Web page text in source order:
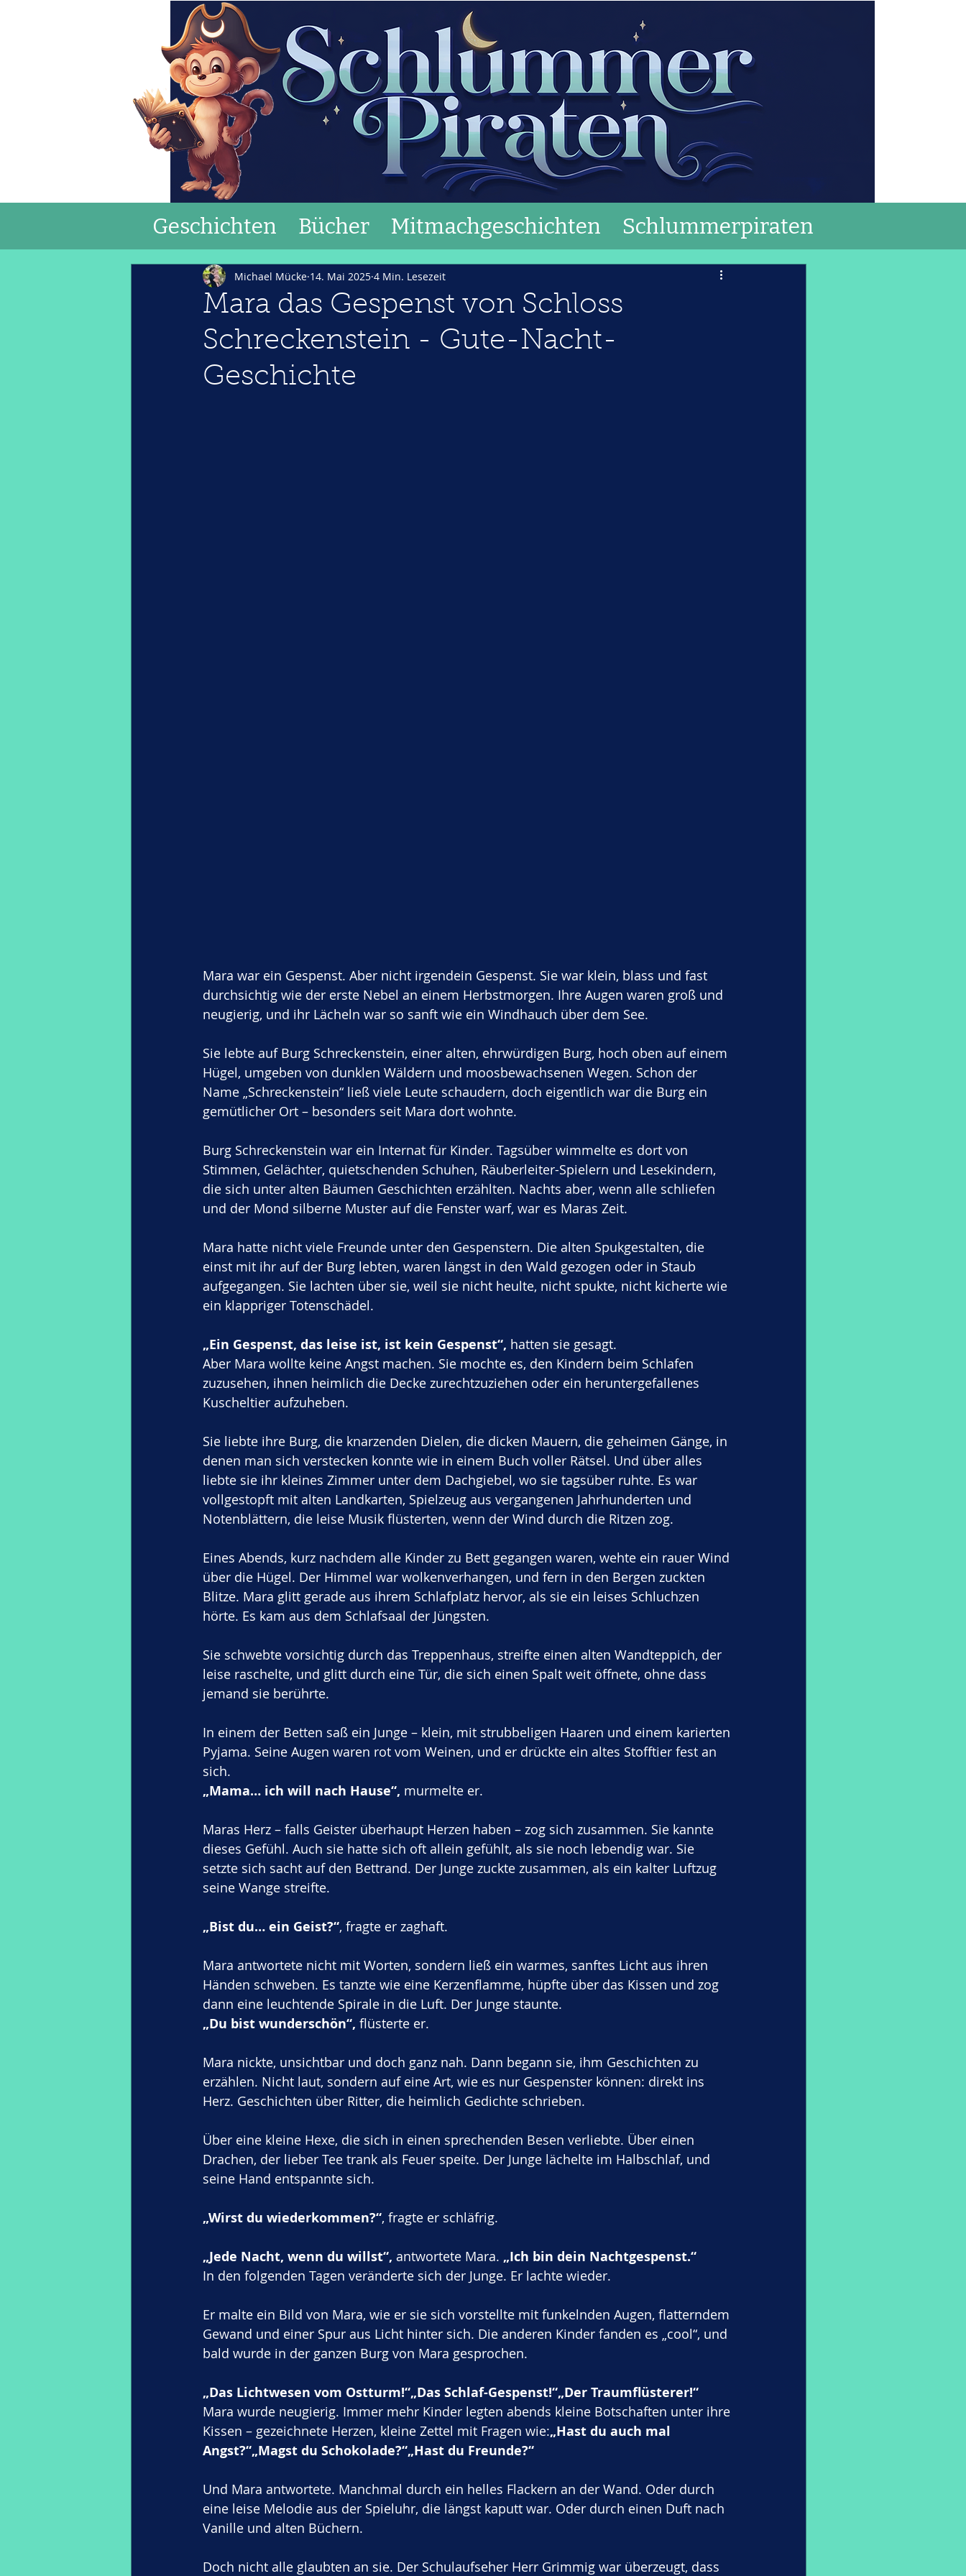
Geschichten Bücher Mitmachgeschichten Schlummerpiraten
Mara das Gespenst von Schloss
Schreckenstein - Gute-Nacht-
Geschichte
Michael Mücke 14. Mai 2025 4 Min. Lesezeit
Mara war ein Gespenst. Aber nicht irgendein Gespenst. Sie war klein, blass und fast
durchsichtig wie der erste Nebel an einem Herbstmorgen. Ihre Augen waren groß und
neugierig, und ihr Lächeln war so sanft wie ein Windhauch über dem See.
Sie lebte auf Burg Schreckenstein, einer alten, ehrwürdigen Burg, hoch oben auf einem
Hügel, umgeben von dunklen Wäldern und moosbewachsenen Wegen. Schon der
Name „Schreckenstein“ ließ viele Leute schaudern, doch eigentlich war die Burg ein
gemütlicher Ort – besonders seit Mara dort wohnte.
Burg Schreckenstein war ein Internat für Kinder. Tagsüber wimmelte es dort von
Stimmen, Gelächter, quietschenden Schuhen, Räuberleiter-Spielern und Lesekindern,
die sich unter alten Bäumen Geschichten erzählten. Nachts aber, wenn alle schliefen
und der Mond silberne Muster auf die Fenster warf, war es Maras Zeit.
Mara hatte nicht viele Freunde unter den Gespenstern. Die alten Spukgestalten, die
einst mit ihr auf der Burg lebten, waren längst in den Wald gezogen oder in Staub
aufgegangen. Sie lachten über sie, weil sie nicht heulte, nicht spukte, nicht kicherte wie
ein klappriger Totenschädel.
„Ein Gespenst, das leise ist, ist kein Gespenst“, hatten sie gesagt.
Aber Mara wollte keine Angst machen. Sie mochte es, den Kindern beim Schlafen
zuzusehen, ihnen heimlich die Decke zurechtzuziehen oder ein heruntergefallenes
Kuscheltier aufzuheben.
Sie liebte ihre Burg, die knarzenden Dielen, die dicken Mauern, die geheimen Gänge, in
denen man sich verstecken konnte wie in einem Buch voller Rätsel. Und über alles
liebte sie ihr kleines Zimmer unter dem Dachgiebel, wo sie tagsüber ruhte. Es war
vollgestopft mit alten Landkarten, Spielzeug aus vergangenen Jahrhunderten und
Notenblättern, die leise Musik flüsterten, wenn der Wind durch die Ritzen zog.
Eines Abends, kurz nachdem alle Kinder zu Bett gegangen waren, wehte ein rauer Wind
über die Hügel. Der Himmel war wolkenverhangen, und fern in den Bergen zuckten
Blitze. Mara glitt gerade aus ihrem Schlafplatz hervor, als sie ein leises Schluchzen
hörte. Es kam aus dem Schlafsaal der Jüngsten.
Sie schwebte vorsichtig durch das Treppenhaus, streifte einen alten Wandteppich, der
leise raschelte, und glitt durch eine Tür, die sich einen Spalt weit öffnete, ohne dass
jemand sie berührte.
In einem der Betten saß ein Junge – klein, mit strubbeligen Haaren und einem karierten
Pyjama. Seine Augen waren rot vom Weinen, und er drückte ein altes Stofftier fest an
sich.
„Mama… ich will nach Hause“, murmelte er.
Maras Herz – falls Geister überhaupt Herzen haben – zog sich zusammen. Sie kannte
dieses Gefühl. Auch sie hatte sich oft allein gefühlt, als sie noch lebendig war. Sie
setzte sich sacht auf den Bettrand. Der Junge zuckte zusammen, als ein kalter Luftzug
seine Wange streifte.
„Bist du… ein Geist?“, fragte er zaghaft.
Mara antwortete nicht mit Worten, sondern ließ ein warmes, sanftes Licht aus ihren
Händen schweben. Es tanzte wie eine Kerzenflamme, hüpfte über das Kissen und zog
dann eine leuchtende Spirale in die Luft. Der Junge staunte.
„Du bist wunderschön“, flüsterte er.
Mara nickte, unsichtbar und doch ganz nah. Dann begann sie, ihm Geschichten zu
erzählen. Nicht laut, sondern auf eine Art, wie es nur Gespenster können: direkt ins
Herz. Geschichten über Ritter, die heimlich Gedichte schrieben.
Über eine kleine Hexe, die sich in einen sprechenden Besen verliebte. Über einen
Drachen, der lieber Tee trank als Feuer speite. Der Junge lächelte im Halbschlaf, und
seine Hand entspannte sich.
„Wirst du wiederkommen?“, fragte er schläfrig.
„Jede Nacht, wenn du willst“, antwortete Mara. „Ich bin dein Nachtgespenst.“
In den folgenden Tagen veränderte sich der Junge. Er lachte wieder.
Er malte ein Bild von Mara, wie er sie sich vorstellte mit funkelnden Augen, flatterndem
Gewand und einer Spur aus Licht hinter sich. Die anderen Kinder fanden es „cool“, und
bald wurde in der ganzen Burg von Mara gesprochen.
„Das Lichtwesen vom Ostturm!“„Das Schlaf-Gespenst!“„Der Traumflüsterer!“
Mara wurde neugierig. Immer mehr Kinder legten abends kleine Botschaften unter ihre
Kissen – gezeichnete Herzen, kleine Zettel mit Fragen wie:„Hast du auch mal
Angst?“„Magst du Schokolade?“„Hast du Freunde?“
Und Mara antwortete. Manchmal durch ein helles Flackern an der Wand. Oder durch
eine leise Melodie aus der Spieluhr, die längst kaputt war. Oder durch einen Duft nach
Vanille und alten Büchern.
Doch nicht alle glaubten an sie. Der Schulaufseher Herr Grimmig war überzeugt, dass